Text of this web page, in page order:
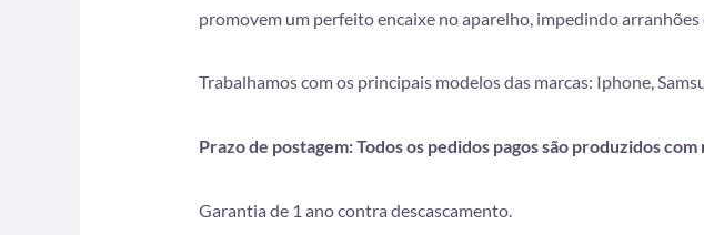
promovem um perfeito encaixe no aparelho, impedindo
Trabalhamos com os principais modelos das marcas: Iphone,
Prazo de postagem: Todos os pedidos pagos são produzidos
Garantia de 1 ano contra descascamento.